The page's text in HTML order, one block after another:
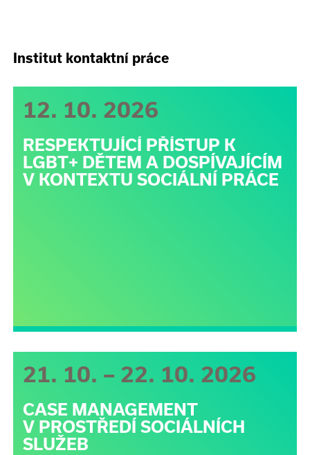
Institut kontaktní práce
12. 10. 2026
RESPEKTUJÍCÍ PŘÍSTUP K
LGBT+ DĚTEM A DOSPÍVAJÍCÍM
V KONTEXTU SOCIÁLNÍ PRÁCE
21. 10. – 22. 10. 2026
CASE MANAGEMENT
V PROSTŘEDÍ SOCIÁLNÍCH
SLUŽEB